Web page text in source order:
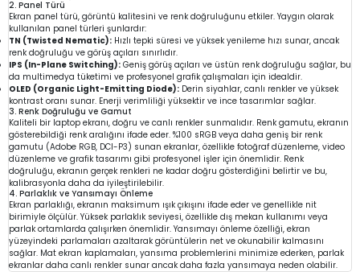
2. Panel Türü
Ekran panel türü, görüntü kalitesini ve renk doğruluğunu etkiler. Yaygın olarak
kullanılan panel türleri şunlardır:
TN (Twisted Nematic): Hızlı tepki süresi ve yüksek yenileme hızı sunar, ancak
renk doğruluğu ve görüş açıları sınırlıdır.
IPS (In-Plane Switching): Geniş görüş açıları ve üstün renk doğruluğu sağlar, bu
da multimedya tüketimi ve profesyonel grafik çalışmaları için idealdir.
OLED (Organic Light-Emitting Diode): Derin siyahlar, canlı renkler ve yüksek
kontrast oranı sunar. Enerji verimliliği yüksektir ve ince tasarımlar sağlar.
3. Renk Doğruluğu ve Gamut
Kaliteli bir laptop ekranı, doğru ve canlı renkler sunmalıdır. Renk gamutu, ekranın
gösterebildiği renk aralığını ifade eder. %100 sRGB veya daha geniş bir renk
gamutu (Adobe RGB, DCI-P3) sunan ekranlar, özellikle fotoğraf düzenleme, video
düzenleme ve grafik tasarımı gibi profesyonel işler için önemlidir. Renk
doğruluğu, ekranın gerçek renkleri ne kadar doğru gösterdiğini belirtir ve bu,
kalibrasyonla daha da iyileştirilebilir.
4. Parlaklık ve Yansımayı Önleme
Ekran parlaklığı, ekranın maksimum ışık çıkışını ifade eder ve genellikle nit
birimiyle ölçülür. Yüksek parlaklık seviyesi, özellikle dış mekan kullanımı veya
parlak ortamlarda çalışırken önemlidir. Yansımayı önleme özelliği, ekran
yüzeyindeki parlamaları azaltarak görüntülerin net ve okunabilir kalmasını
sağlar. Mat ekran kaplamaları, yansıma problemlerini minimize ederken, parlak
ekranlar daha canlı renkler sunar ancak daha fazla yansımaya neden olabilir.